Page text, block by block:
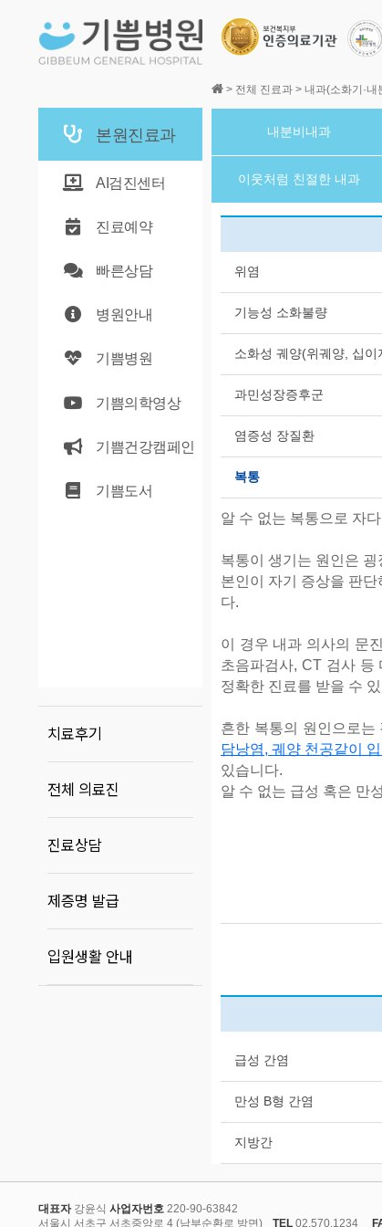
본원진료과
AI검진센터
진료예약
빠른상담
병원안내
기쁨병원
기쁨의학영상
기쁨건강캠페인
기쁨도서
치료후기
전체 의료진
진료상담
제증명 발급
입원생활 안내
> 전체 진료과 > 내과(소화기·내
내분비내과
이웃처럼 친절한 내과
위염
기능성 소화불량
소화성 궤양(위궤양, 십이
과민성장증후군
염증성 장질환
복통
알 수 없는 복통으로 자
복통이 생기는 원인은
본인이 자기
증상을 판단
다.
이 경우 내과 의사의 문
초음파검사, CT 검사 등
정확한 진료를 받을 수
흔한 복통의 원인으로는
담낭염, 궤양 천공같이
있습니다.
알 수 없는 급성 혹은 만
급성 간염
만성 B형 간염
지방간
대표자강윤식 사업자번호 220-90-63842
서울시 서초구 서초중앙로 4 (남부순환로 방면)
TEL 02.570.1234